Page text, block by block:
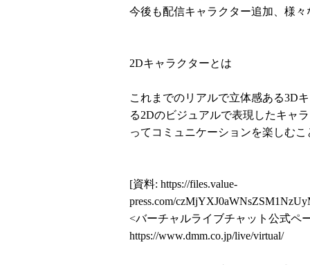
今後も配信キャラクター追加、様
2Dキャラクターとは
これまでのリアルで立体感ある3D
る2Dのビジュアルで表現したキャ
ってコミュニケーションを楽しむ
[資料: https://files.value-
press.com/
<バーチャルライブチャット公式ペ
https://www.dmm.co.jp/live/virtual/